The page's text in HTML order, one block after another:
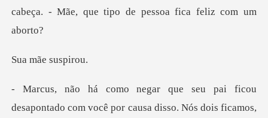
ãe su
disso. Nós dois ficamos,